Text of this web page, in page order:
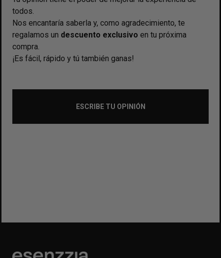
todos.
Nos encantaría saberla y, como agradecimiento, te
regalamos un descuento exclusivo en tu próxima
compra.
¡Es fácil, rápido y tú también ganas!
ESCRIBE TU OPINIÓN